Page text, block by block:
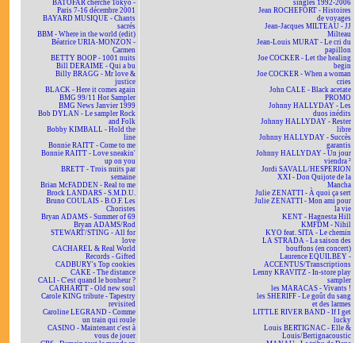
BATOFAR cherche Tokyo -
Paris 7-16 décembre 2001
BAYARD MUSIQUE - Chants
sacrés
BBM - Where in the world (edit)
Béatrice URIA-MONZON -
Carmen
BETTY BOOP - 1001 nuits
Bill DERAIME - Qui a bu
Billy BRAGG - Mr love &
justice
BLACK - Here it comes again
BMG 99/11 Hot Sampler
BMG News Janvier 1999
Bob DYLAN - Le sampler Rock
and Folk
Bobby KIMBALL - Hold the
line
Bonnie RAITT - Come to me
Bonnie RAITT - Love sneakin'
up on you
BRETT - Trois nuits par
semaine
Brian McFADDEN - Real to me
Brock LANDARS - S.M.D.U.
Bruno COULAIS - B.O.F. Les
Choristes
Bryan ADAMS - Summer of 69
Bryan ADAMS/Rod
STEWART/STING - All for
love
CACHAREL & Real World
Records - Gifted
CADBURY's Top cookies
CAKE - The distance
CALI - C'est quand le bonheur ?
CARHARTT - Old new soul
Carole KING tribute - Tapestry
revisited
Caroline LEGRAND - Comme
un train qui roule
CASINO - Maintenant c'est à
vous de jouer
singles 1992-2006
Jean ROCHEFORT - Histoires
de voyages
Jean-Jacques MILTEAU - JJ
Milteau
Jean-Louis MURAT - Le cri du
papillon
Joe COCKER - Let the healing
begin
Joe COCKER - When a woman
cries
John CALE - Black acetate
PROMO
Johnny HALLYDAY - Les
duos inédits
Johnny HALLYDAY - Rester
libre
Johnny HALLYDAY - Succès
garantis
Johnny HALLYDAY - Un jour
viendra ²
Jordi SAVALL/HESPERION
XXI - Don Quijote de la
Mancha
Julie ZENATTI - À quoi ça sert
Julie ZENATTI - Mon ami pour
la vie
KENT - Hagnesta Hill
KMFDM - Nihil
KYO feat. SITA - Le chemin
LA STRADA - La saison des
bouffons (en concert)
Laurence EQUILBEY -
ACCENTUS/Transcriptions
Lenny KRAVITZ - In-store play
sampler
les MARACAS - Vivants !
les SHERIFF - Le goût du sang
et des larmes
LITTLE RIVER BAND - If I get
lucky
Louis BERTIGNAC - Elle &
Louis/Bertignacoustic